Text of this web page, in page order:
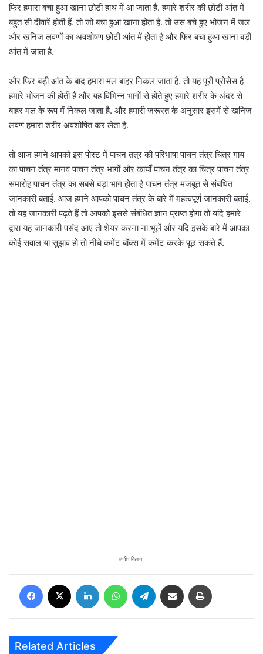
फिर हमारा बचा हुआ खाना छोटी हाथ में आ जाता है. हमारे शरीर की छोटी आंत में
बहुत सी दीवारें होती हैं. तो जो बचा हुआ खाना होता है. तो उस बचे हुए भोजन में जल
और खनिज लवणों का अवशोषण छोटी आंत में होता है और फिर बचा हुआ खाना बड़ी
आंत में जाता है.
और फिर बड़ी आंत के बाद हमारा मल बाहर निकल जाता है. तो यह पूरी प्रोसेस है
हमारे भोजन की होती है और यह विभिन्न भागों से होते हुए हमारे शरीर के अंदर से
बाहर मल के रूप में निकल जाता है. और हमारी जरूरत के अनुसार इसमें से खनिज
लवण हमारा शरीर अवशोषित कर लेता है.
तो आज हमने आपको इस पोस्ट में पाचन तंत्र की परिभाषा पाचन तंत्र चित्र गाय
का पाचन तंत्र मानव पाचन तंत्र भागों और कार्यों पाचन तंत्र का चित्र पाचन तंत्र
समारोह पाचन तंत्र का सबसे बड़ा भाग होता है पाचन तंत्र मजबूत से संबधित
जानकारी बताई. आज हमने आपको पाचन तंत्र के बारे में महत्वपूर्ण जानकारी बताई.
तो यह जानकारी पढ़ते हैं तो आपको इससे संबंधित ज्ञान प्राप्त होगा तो यदि हमारे
द्वारा यह जानकारी पसंद आए तो शेयर करना ना भूलें और यदि इसके बारे में आपका
कोई सवाल या सुझाव हो तो नीचे कमेंट बॉक्स में कमेंट करके पूछ सकते हैं.
जीव विज्ञान
Facebook LinkedIn WhatsAppTelegram Share via Email
Related Articles